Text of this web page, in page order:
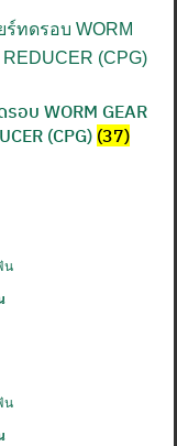
รอบ WORM GEAR
(CPG) (37)